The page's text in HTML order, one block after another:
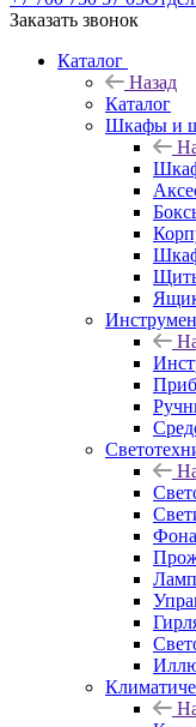
Заказать звонок
Каталог
Назад
Каталог
Шкафы и